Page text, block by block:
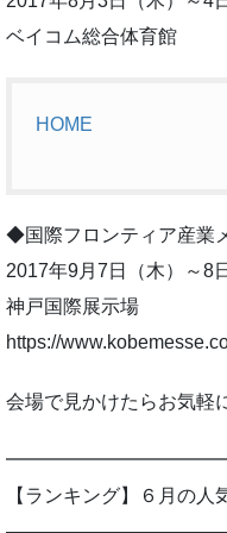
ベイコム総合体育館
HOME
◆国際フロンティア産業
2017年9月7日（木）～8
神戸国際展示場
https://
会場で見かけたらお気軽
【ランキング】６月の人